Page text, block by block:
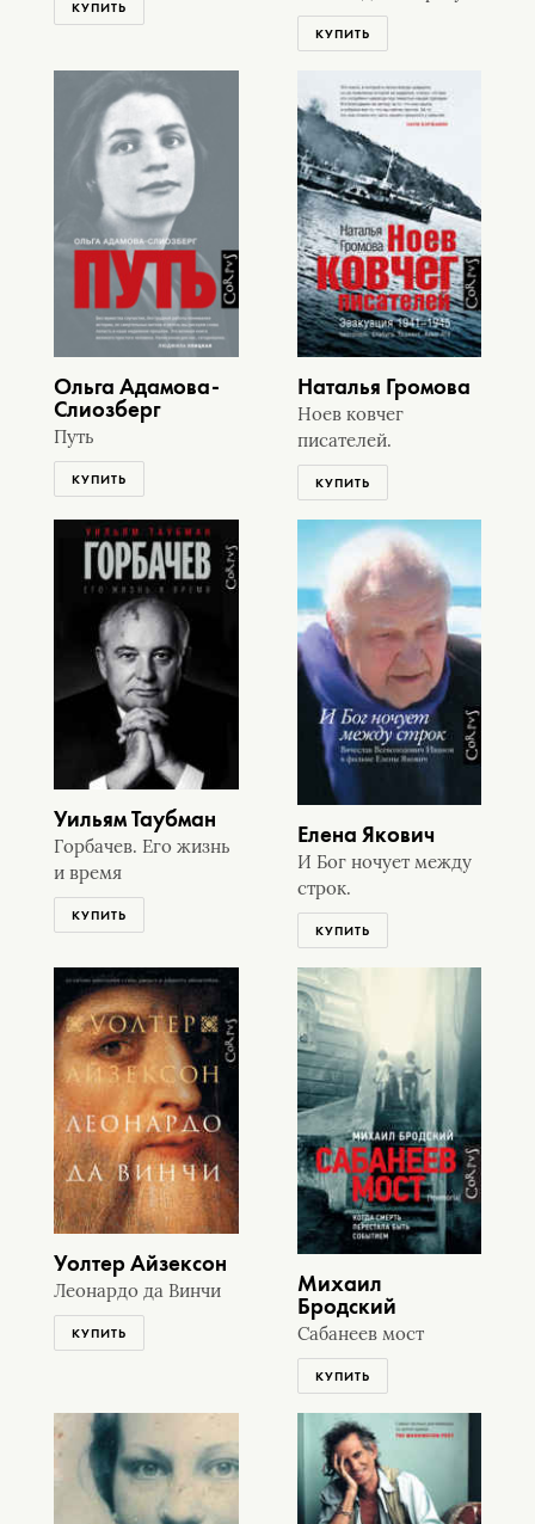
КУПИТЬ
КУПИТЬ
Ольга Адамова-
Слиозберг
Путь
КУПИТЬ
Наталья Громова
Ноев ковчег
писателей.
КУПИТЬ
Уильям Таубман
Горбачев. Его жизнь
и время
КУПИТЬ
Елена Якович
И Бог ночует между
строк.
КУПИТЬ
Уолтер Айзексон
Леонардо да Винчи
КУПИТЬ
Михаил
Бродский
Сабанеев мост
КУПИТЬ